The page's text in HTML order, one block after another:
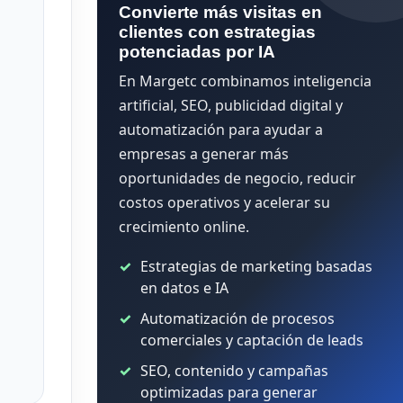
Convierte más visitas en
clientes con estrategias
potenciadas por IA
En Margetc combinamos inteligencia
artificial, SEO, publicidad digital y
automatización para ayudar a
empresas a generar más
oportunidades de negocio, reducir
costos operativos y acelerar su
crecimiento online.
Estrategias de marketing basadas
en datos e IA
Automatización de procesos
comerciales y captación de leads
SEO, contenido y campañas
optimizadas para generar